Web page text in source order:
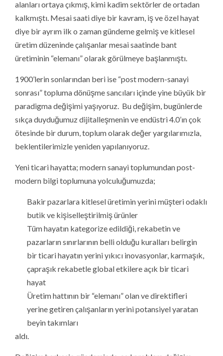
alanları ortaya çıkmış, kimi kadim sektörler de ortadan
kalkmıştı. Mesai saati diye bir kavram, iş ve özel hayat
diye bir ayrım ilk o zaman gündeme gelmiş ve kitlesel
üretim düzeninde çalışanlar mesai saatinde bant
üretiminin “elemanı” olarak görülmeye başlanmıştı.
1900’lerin sonlarından beri ise “post modern-sanayi
sonrası” topluma dönüşme sancıları içinde yine büyük bir
paradigma değişimi yaşıyoruz. Bu değişim, bugünlerde
sıkça duyduğumuz dijitalleşmenin ve endüstri 4.0’ın çok
ötesinde bir durum, toplum olarak değer yargılarımızla,
beklentilerimizle yeniden yapılanıyoruz.
Yeni ticari hayatta; modern sanayi toplumundan post-
modern bilgi toplumuna yolculuğumuzda;
Bakir pazarlara kitlesel üretimin yerini müşteri odaklı
butik ve kişiselleştirilmiş ürünler
Tüm hayatın kategorize edildiği, rekabetin ve
pazarların sınırlarının belli olduğu kuralları belirgin
bir ticari hayatın yerini yıkıcı inovasyonlar, karmaşık,
çapraşık rekabetle global etkilere açık bir ticari
hayat
Üretim hattının bir “elemanı” olan ve direktifleri
yerine getiren çalışanların yerini potansiyel yaratan
beyin takımları
aldı.